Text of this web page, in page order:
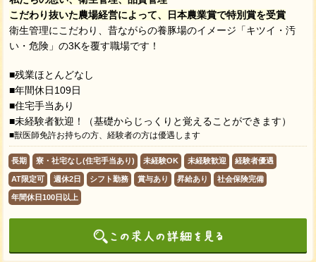
こだわり抜いた農場経営によって、日本農業賞で特別賞を受賞
衛生管理にこだわり、昔ながらの養豚場のイメージ「キツイ・汚
い・危険」の3Kを覆す職場です！
■残業ほとんどなし
■年間休日109日
■住宅手当あり
■未経験者歓迎！（基礎からじっくりと覚えることができます）
■獣医師免許お持ちの方、経験者の方は優遇します
長期 寮・社宅なし(住宅手当あり) 未経験OK 未経験歓迎 経験者優遇
AT限定可 週休2日 シフト勤務 賞与あり 昇給あり 社会保険完備
年間休日100日以上